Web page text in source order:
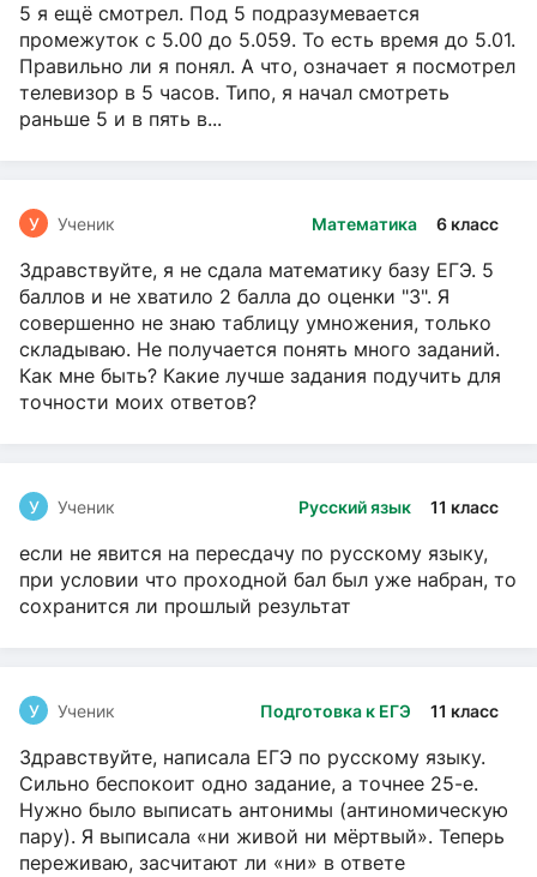
5 я ещё смотрел. Под 5 подразумевается
промежуток с 5.00 до 5.059. То есть время до 5.01.
Правильно ли я понял. А что, означает я посмотрел
телевизор в 5 часов. Типо, я начал смотреть
раньше 5 и в пять в...
Математика 6 класс
У Ученик
Здравствуйте, я не сдала математику базу ЕГЭ. 5
баллов и не хватило 2 балла до оценки "3". Я
совершенно не знаю таблицу умножения, только
складываю. Не получается понять много заданий.
Как мне быть? Какие лучше задания подучить для
точности моих ответов?
Русский язык 11 класс
У Ученик
если не явится на пересдачу по русскому языку,
при условии что проходной бал был уже набран, то
сохранится ли прошлый результат
Подготовка к ЕГЭ 11 класс
У Ученик
Здравствуйте, написала ЕГЭ по русскому языку.
Сильно беспокоит одно задание, а точнее 25-е.
Нужно было выписать антонимы (антиномическую
пару). Я выписала «ни живой ни мёртвый». Теперь
переживаю, засчитают ли «ни» в ответе